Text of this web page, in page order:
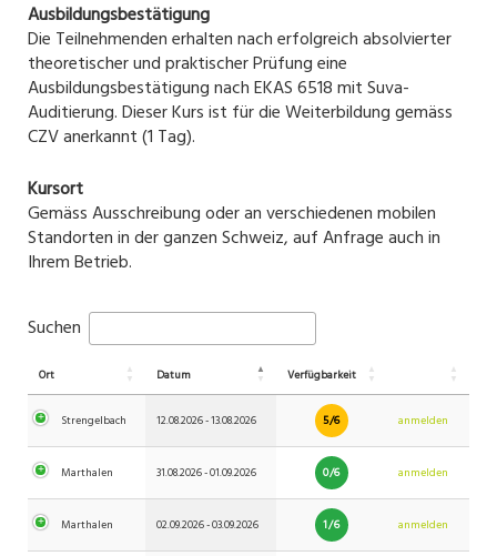
Ausbildungsbestätigung
Die Teilnehmenden erhalten nach erfolgreich absolvierter
theoretischer und praktischer Prüfung eine
Ausbildungsbestätigung nach EKAS 6518 mit Suva-
Auditierung. Dieser Kurs ist für die Weiterbildung gemäss
CZV anerkannt (1 Tag).
Kursort
Gemäss Ausschreibung oder an verschiedenen mobilen
Standorten in der ganzen Schweiz, auf Anfrage auch in
Ihrem Betrieb.
Suchen
Ort Datum Verfügbarkeit
Strengelbach 12.08.2026 - 13.08.2026 5/6 anmelden
Marthalen 31.08.2026 - 01.09.2026 0/6 anmelden
Marthalen 02.09.2026 - 03.09.2026 1/6 anmelden